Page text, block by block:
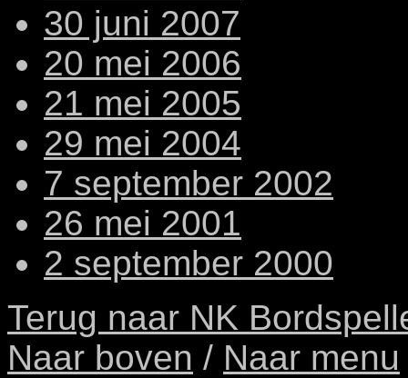
30 juni 2007
20 mei 2006
21 mei 2005
29 mei 2004
7 september 2002
26 mei 2001
2 september 2000
Terug naar NK
Naar boven / Naar menu